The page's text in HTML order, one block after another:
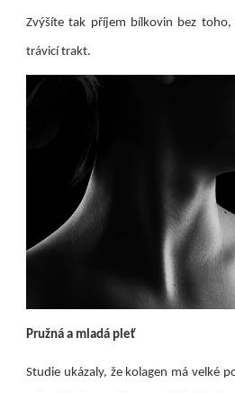
Zvýšíte tak příjem bílkovin bez toho,
trávicí trakt.
Pružná a mladá pleť
Studie ukázaly, že kolagen má velké